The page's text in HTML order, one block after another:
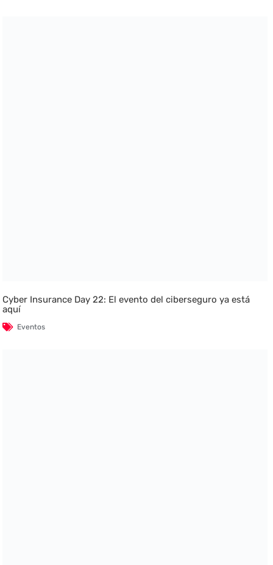
Cyber Insurance Day 22: El evento del ciberseguro ya está
aquí
Eventos